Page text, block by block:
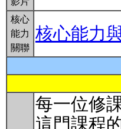
核心
能力
關聯
核心能力
每一位修
這門課程